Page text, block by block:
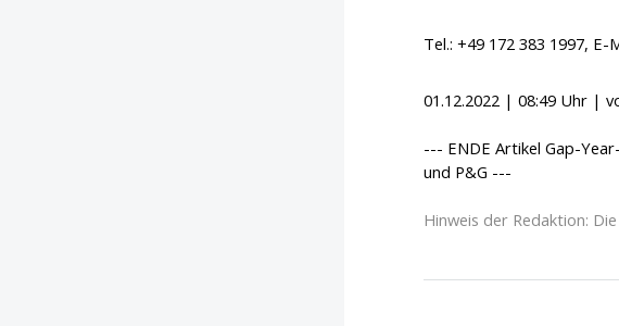
Tel.: +49 172 383 1997, E-
01.12.2022 | 08:49 Uhr |
--- ENDE Artikel Gap-
und P&G ---
Hinweis der Redaktion: